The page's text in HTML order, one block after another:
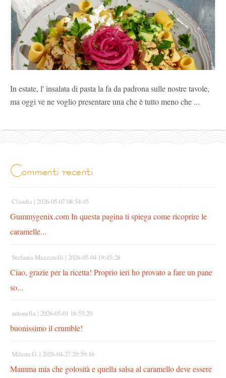
In estate, l' insalata di pasta la fa da padrona sulle nostre tavole,
ma oggi ve ne voglio presentare una che è tutto meno che ...
commenti recenti
Claudia | 2026-05-07 08:54:45
Gummygenix.com In questa pagina ti spiega come ricoprire le
caramelle...
Stefania Mazzarelli | 2026-05-04 19:45:28
Ciao, grazie per la ricetta! Proprio ieri ho provato a fare un pane
so...
antonella | 2026-05-01 16:55:20
buonissimo il crumble!
Milena G. | 2026-04-27 20:59:16
Mamma mia che golosità e quella salsa al caramello deve essere